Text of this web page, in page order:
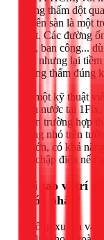
tượng thấm dột
xuyên sàn là một
nhất. Các đường
giặt, ban công...
mỹ, nhưng lại
chống thấm đúng
Là một kỹ thuật
điện nước tại
ngàn trường hợp
loang nhỏ trên
đề lớn, có khả
chí chập điện
Tại sao vị trí
nước nhất?
Cổ ống xuyên